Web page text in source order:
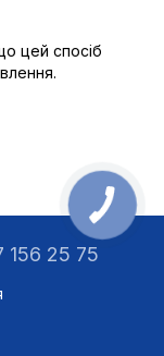
цей спосіб
156 25 75